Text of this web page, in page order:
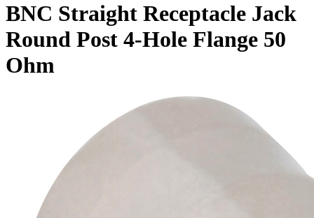
BNC Straight Receptacle Jack
Round Post 4-Hole Flange 50
Ohm